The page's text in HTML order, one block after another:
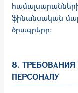
ֆինանսական
ծրագրերը։
8.
ПЕРСОНАЛУ